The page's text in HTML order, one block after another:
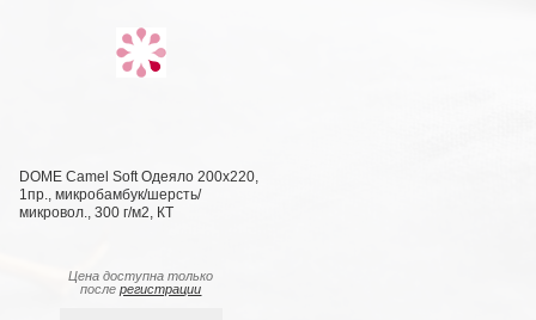
DOME Camel Soft Одеяло 200х220,
1пр., микробамбук/шерсть/
микровол., 300 г/м2, КТ
Цена доступна только
послерегистрации